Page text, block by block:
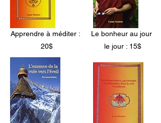
Apprendre à méditer :
20$
Le bonheur au jour
le jour : 15$